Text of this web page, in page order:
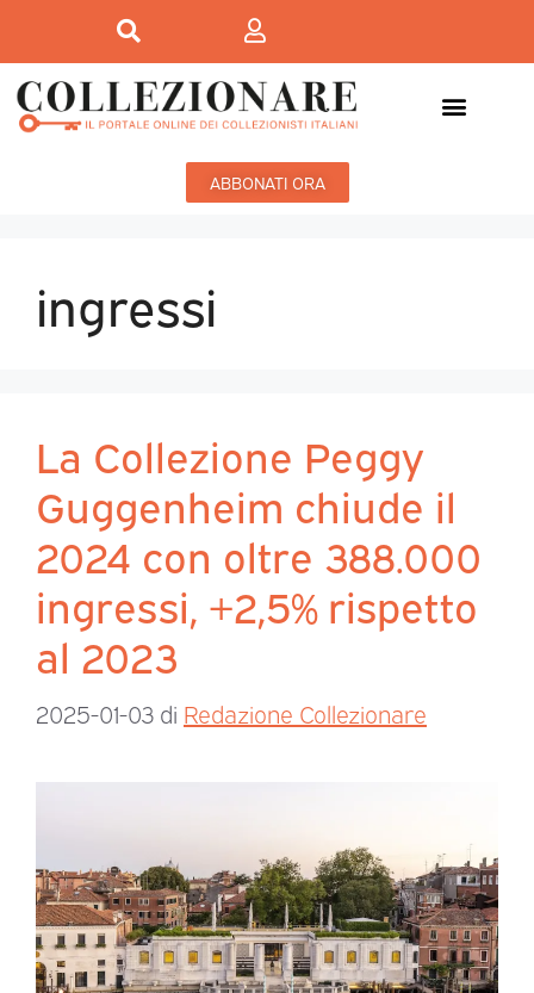
ABBONATI ORA
ingressi
La Collezione Peggy
Guggenheim chiude il
2024 con oltre 388.000
ingressi, +2,5% rispetto
al 2023
2025-01-03 di Redazione Collezionare